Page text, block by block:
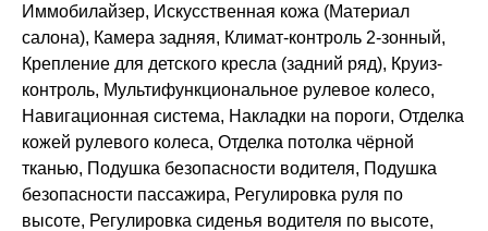
Иммобилайзер, Искусственная кожа (Материал
салона), Камера задняя, Климат-контроль 2-зонный,
Крепление для детского кресла (задний ряд), Круиз-
контроль, Мультифункциональное рулевое колесо,
Навигационная система, Накладки на пороги, Отделка
кожей рулевого колеса, Отделка потолка чёрной
тканью, Подушка безопасности водителя, Подушка
безопасности пассажира, Регулировка руля по
высоте, Регулировка сиденья водителя по высоте,